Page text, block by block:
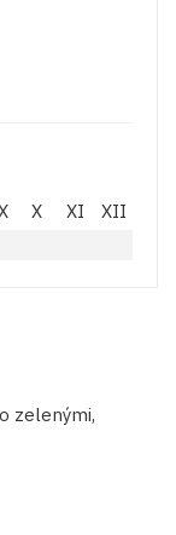
X XI XII
zelenými,